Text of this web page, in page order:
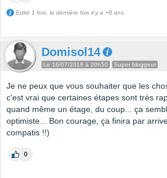
Edité 1 fois, la dernière fois il y a +8 ans.
Domisol14
Le 16/07/2018 à 20h50 Super bloggeur
Je ne peux que vous souhaiter que les
c'est vrai que certaines étapes sont très
quand même un étage, du coup... ça
optimiste... Bon courage, ça finira par
compatis !!)
0